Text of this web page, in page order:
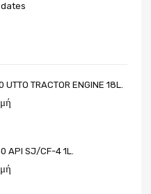
UTTO TRACTOR ENGINE 18L.
API SJ/CF-4 1L.